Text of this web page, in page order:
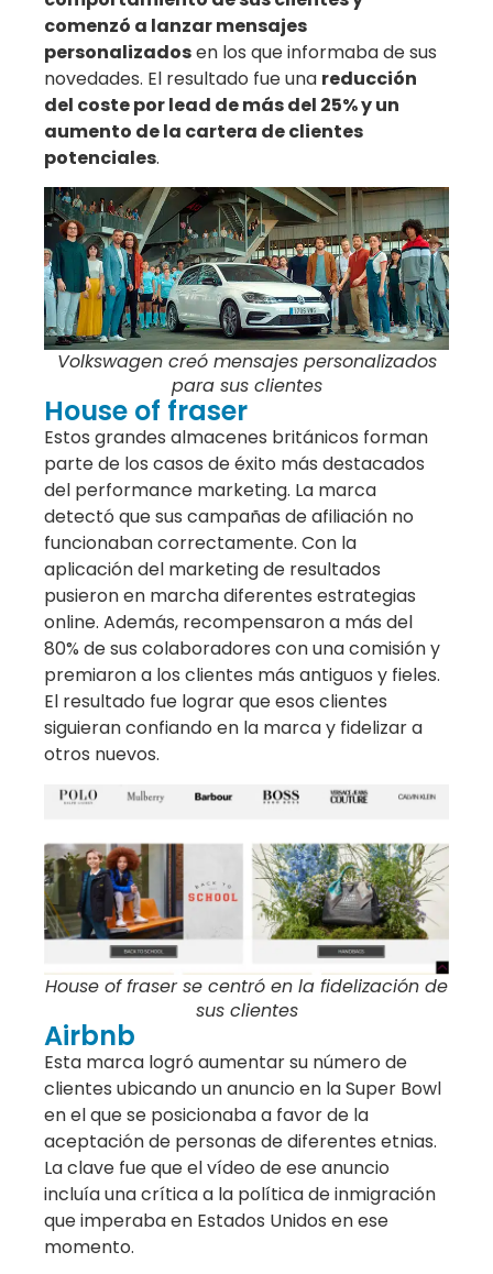
comenzó a lanzar mensajes
personalizadosen los que informaba de sus
novedades. El resultado fue una reducción
del coste por lead de más del 25% y un
aumento de la cartera de clientes
potenciales.
Volkswagen creó mensajes personalizados
para sus clientes
House of fraser
Estos grandes almacenes británicos forman
parte de los casos de éxito más destacados
del performance marketing. La marca
detectó que sus campañas de afiliación no
funcionaban correctamente. Con la
aplicación del marketing de resultados
pusieron en marcha diferentes estrategias
online. Además, recompensaron a más del
80% de sus colaboradores con una comisión y
premiaron a los clientes más antiguos y fieles.
El resultado fue lograr que esos clientes
siguieran confiando en la marca y fidelizar a
otros nuevos.
House of fraser se centró en la fidelización de
sus clientes
Airbnb
Esta marca logró aumentar su número de
clientes ubicando un anuncio en la Super Bowl
en el que se posicionaba a favor de la
aceptación de personas de diferentes etnias.
La clave fue que el vídeo de ese anuncio
incluía una crítica a la política de inmigración
que imperaba en Estados Unidos en ese
momento.